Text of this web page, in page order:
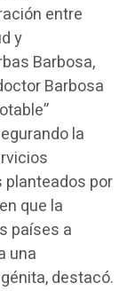
entre
y
Barbosa,
Barbosa
la
por
que la
países a
una
destacó.